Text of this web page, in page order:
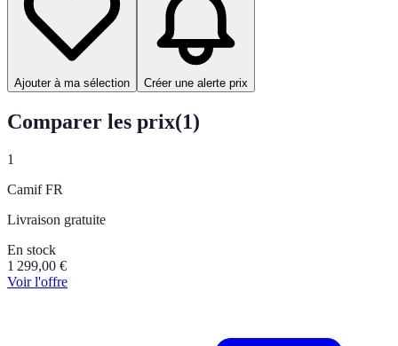
Ajouter à ma sélection Créer une alerte prix
Comparer les prix(1)
1
Camif FR
Livraison gratuite
En stock
1 299,00 €
Voir l'offre